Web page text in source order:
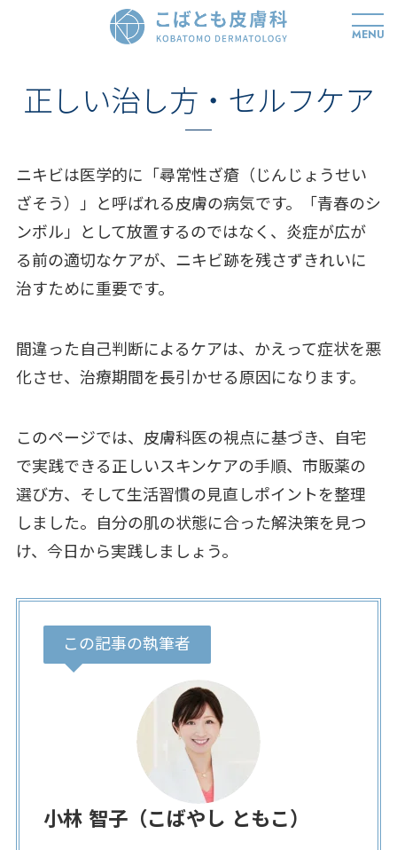
MENU
正しい治し方・セルフケア
ニキビは医学的に「尋常性ざ瘡（じんじょうせい
ざそう）」と呼ばれる皮膚の病気です。「青春のシ
ンボル」として放置するのではなく、炎症が広が
る前の適切なケアが、ニキビ跡を残さずきれいに
治すために重要です。
間違った自己判断によるケアは、かえって症状を悪
化させ、治療期間を長引かせる原因になります。
このページでは、皮膚科医の視点に基づき、自宅
で実践できる正しいスキンケアの手順、市販薬の
選び方、そして生活習慣の見直しポイントを整理
しました。自分の肌の状態に合った解決策を見つ
け、今日から実践しましょう。
この記事の執筆者
小林 智子（こばやし ともこ）